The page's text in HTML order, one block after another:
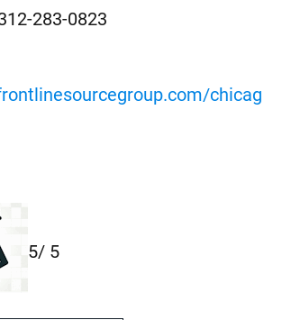
283-0823
chicag
5/ 5